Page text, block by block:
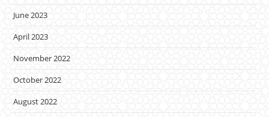
June 2023
April 2023
November 2022
October 2022
August 2022